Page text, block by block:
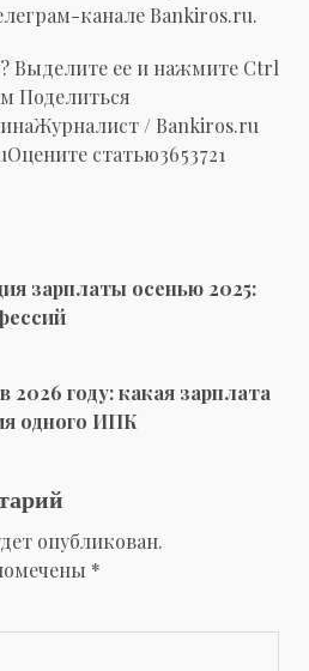
канале Bankiros.ru.
Выделите ее и нажмите Ctrl
Поделиться
Журналист / Bankiros.ru
Оцените статью3653721
зарплаты осенью 2025:
году: какая зарплата
одного ИПК
опубликован.
*